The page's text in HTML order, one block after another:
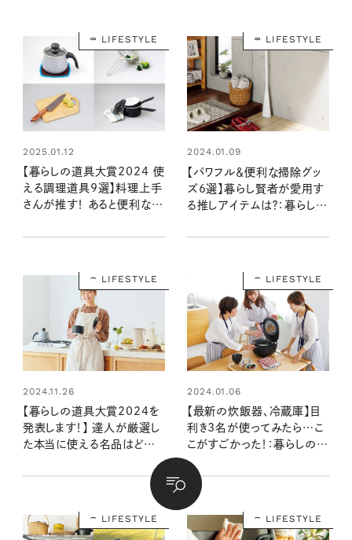
LIFESTYLE
2025.01.12
【暮らしの道具大賞2024 使
える調理道具9選】料理上手
さんが推す！ あると便利な優
LIFESTYLE
2024.01.09
【パワフル＆便利な掃除グッ
ズ6選】暮らし賢者が愛用す
る推しアイテムは？：暮らしの
LIFESTYLE
2024.11.26
【暮らしの道具大賞2024を
発表します！】 達人が厳選し
た本当に使える名品はどれ？
LIFESTYLE
2024.01.06
【最新の炊飯器、冷蔵庫】目
利き3名が使ってみたら…こ
こがすごかった！：暮らしの道
具大賞2023
LIFESTYLE LIFESTYLE